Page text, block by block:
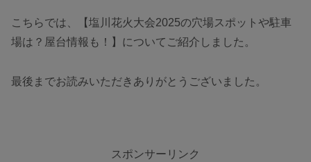
こちらでは、【塩川花火大会2025の穴場スポットや駐車
場は？屋台情報も！】についてご紹介しました。
最後までお読みいただきありがとうございました。
スポンサーリンク